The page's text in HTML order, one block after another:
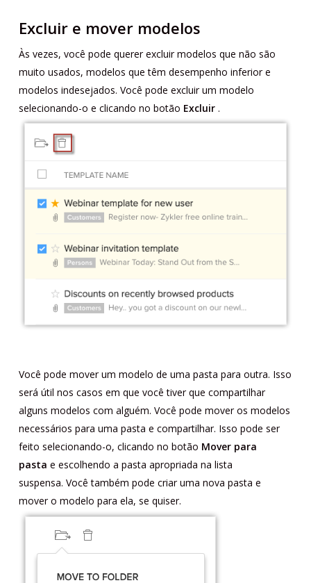
Excluir e mover modelos
Às vezes, você pode querer excluir modelos que não são
muito usados, modelos que têm desempenho inferior e
modelos indesejados. Você pode excluir um modelo
selecionando-o e clicando no botão Excluir.
Você pode mover um modelo de uma pasta para outra. Isso
será útil nos casos em que você tiver que compartilhar
alguns modelos com alguém. Você pode mover os modelos
necessários para uma pasta e compartilhar. Isso pode ser
feito selecionando-o, clicando no botão Mover para
pasta e escolhendo a pasta apropriada na lista
suspensa. Você também pode criar uma nova pasta e
mover o modelo para ela, se quiser.